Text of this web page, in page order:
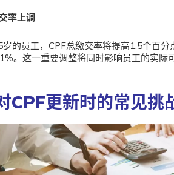
率上调
的员工，CPF总缴交率将提高1.5个百分
。这一重要调整将同时影响员工的实际
CPF更新时的常见挑